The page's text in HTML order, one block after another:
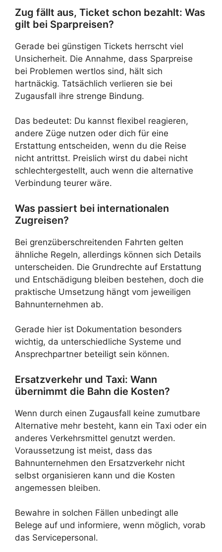
Zug fällt aus, Ticket schon bezahlt: Was
gilt bei Sparpreisen?
Gerade bei günstigen Tickets herrscht viel
Unsicherheit. Die Annahme, dass Sparpreise
bei Problemen wertlos sind, hält sich
hartnäckig. Tatsächlich verlieren sie bei
Zugausfall ihre strenge Bindung.
Das bedeutet: Du kannst flexibel reagieren,
andere Züge nutzen oder dich für eine
Erstattung entscheiden, wenn du die Reise
nicht antrittst. Preislich wirst du dabei nicht
schlechtergestellt, auch wenn die alternative
Verbindung teurer wäre.
Was passiert bei internationalen
Zugreisen?
Bei grenzüberschreitenden Fahrten gelten
ähnliche Regeln, allerdings können sich Details
unterscheiden. Die Grundrechte auf Erstattung
und Entschädigung bleiben bestehen, doch die
praktische Umsetzung hängt vom jeweiligen
Bahnunternehmen ab.
Gerade hier ist Dokumentation besonders
wichtig, da unterschiedliche Systeme und
Ansprechpartner beteiligt sein können.
Ersatzverkehr und Taxi: Wann
übernimmt die Bahn die Kosten?
Wenn durch einen Zugausfall keine zumutbare
Alternative mehr besteht, kann ein Taxi oder ein
anderes Verkehrsmittel genutzt werden.
Voraussetzung ist meist, dass das
Bahnunternehmen den Ersatzverkehr nicht
selbst organisieren kann und die Kosten
angemessen bleiben.
Bewahre in solchen Fällen unbedingt alle
Belege auf und informiere, wenn möglich, vorab
das Servicepersonal.